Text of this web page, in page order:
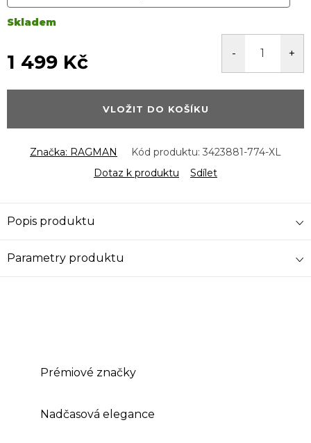
Skladem
1 499 Kč
cena:
VLOŽIT DO KOŠÍKU
Značka: RAGMAN Kód produktu: 3423881-774-XL
Dotaz k produktu
Sdílet
Popis produktu
Parametry produktu
Prémiové značky
Nadčasová elegance